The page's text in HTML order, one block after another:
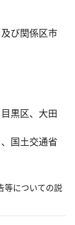
び関係区市
黒区、大田
国土交通省
等についての説